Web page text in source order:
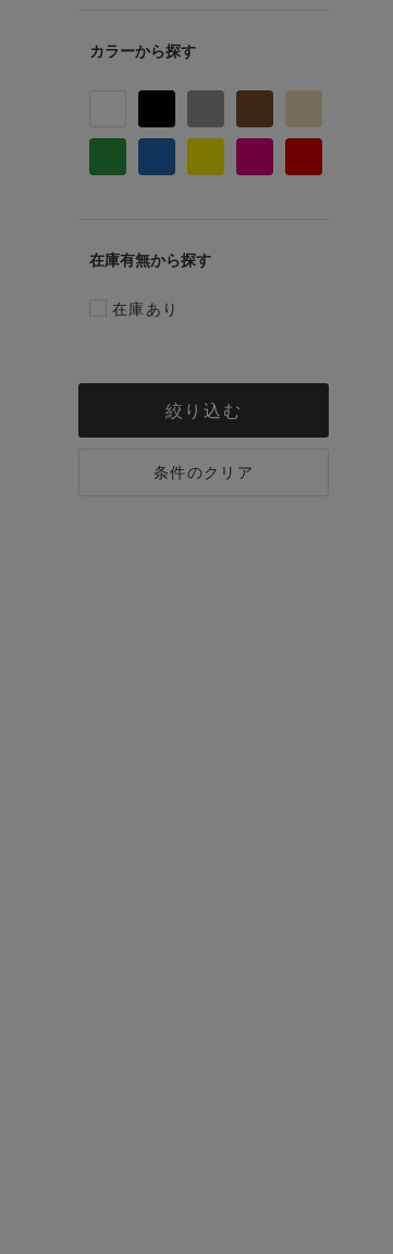
カラー
在庫有無
在庫あり
絞り込む
条件のクリア